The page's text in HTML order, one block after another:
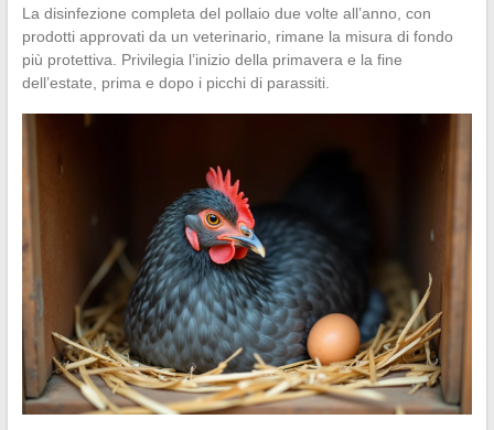
La disinfezione completa del pollaio due volte all’anno, con
prodotti approvati da un veterinario, rimane la misura di fondo
più protettiva. Privilegia l’inizio della primavera e la fine
dell’estate, prima e dopo i picchi di parassiti.